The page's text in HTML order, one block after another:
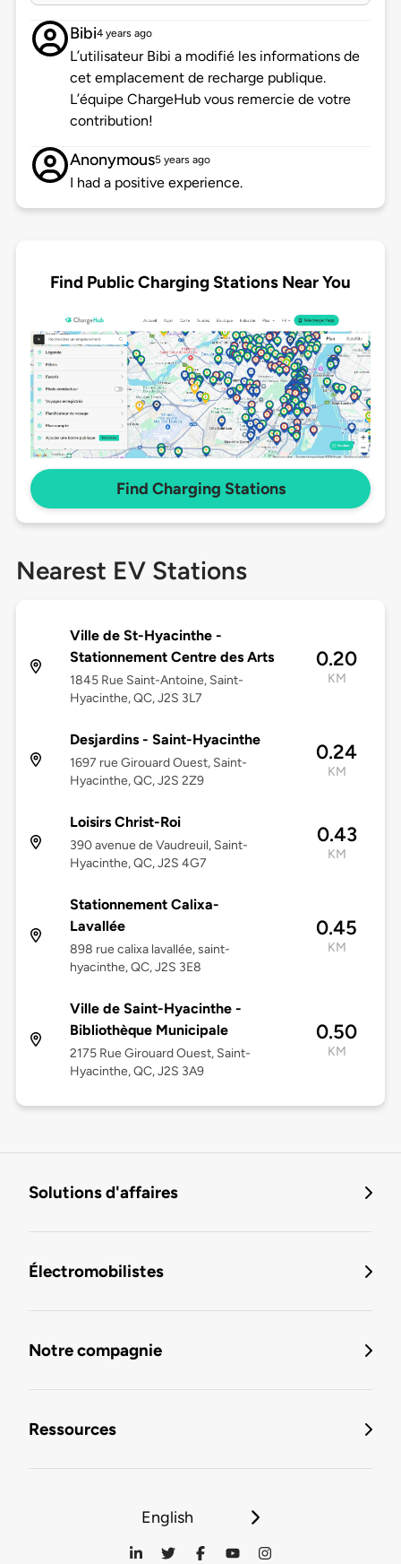
Bibi4 years ago
L’utilisateur Bibi a modifié les informations de
cet emplacement de recharge publique.
L’équipe ChargeHub vous remercie de votre
contribution!
Anonymous5 years ago
I had a positive experience.
Find Public Charging Stations Near You
Find Charging Stations
Nearest EV Stations
Ville de St-Hyacinthe -
Stationnement Centre des Arts
1845 Rue Saint-Antoine, Saint-
Hyacinthe, QC, J2S 3L7
0.20
KM
Desjardins - Saint-Hyacinthe
1697 rue Girouard Ouest, Saint-
Hyacinthe, QC, J2S 2Z9
0.24
KM
Loisirs Christ-Roi
390 avenue de Vaudreuil, Saint-
Hyacinthe, QC, J2S 4G7
0.43
KM
Stationnement Calixa-
Lavallée
898 rue calixa lavallée, saint-
hyacinthe, QC, J2S 3E8
0.45
KM
Ville de Saint-Hyacinthe -
Bibliothèque Municipale
2175 Rue Girouard Ouest, Saint-
Hyacinthe, QC, J2S 3A9
0.50
KM
Solutions d'affaires
Électromobilistes
Notre compagnie
Ressources
English